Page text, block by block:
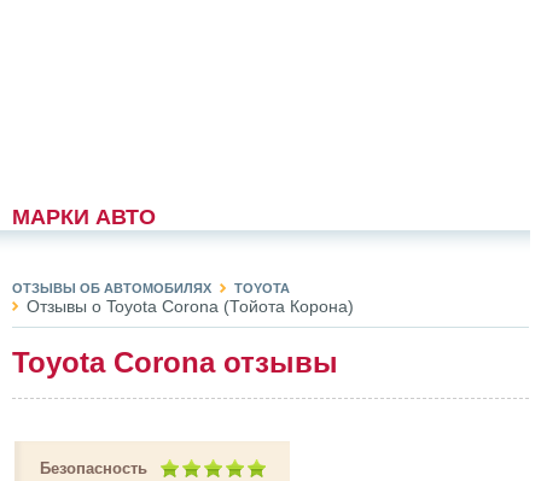
МАРКИ АВТО
ОТЗЫВЫ ОБ АВТОМОБИЛЯХ TOYOTA
Отзывы о Toyota Corona (Тойота Корона)
Toyota Corona отзывы
Безопасность